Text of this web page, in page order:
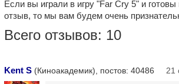
Если вы играли в игру "Far Cry 5" и готовы
отзыв, то мы вам будем очень
Всего отзывов: 10
Kent S (Киноакадемик), постов: 40486 21